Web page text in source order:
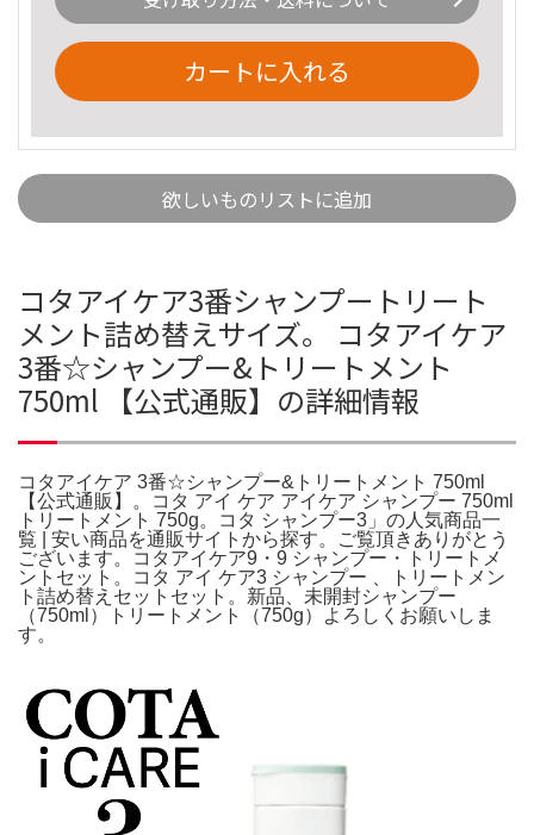
カートに入れる
欲しいものリストに追加
コタアイケア3番シャンプートリート
メント詰め替えサイズ。 コタアイケア
3番☆シャンプー&トリートメント
750ml 【公式通販】の詳細情報
コタアイケア 3番☆シャンプー&トリートメント 750ml
【公式通販】。コタ アイ ケア アイケア シャンプー 750ml
トリートメント 750g。コタ シャンプー3」の人気商品一
覧 | 安い商品を通販サイトから探す。ご覧頂きありがとう
ございます。コタアイケア9・9 シャンプー・トリートメ
ントセット。コタ アイ ケア3 シャンプー 、トリートメン
ト詰め替えセットセット。新品、未開封シャンプー
（750ml）トリートメント（750g）よろしくお願いしま
す。